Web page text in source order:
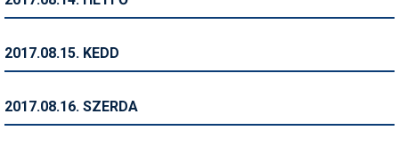
Símánia
2017.08.15. KEDD
2017.08.16. SZERDA